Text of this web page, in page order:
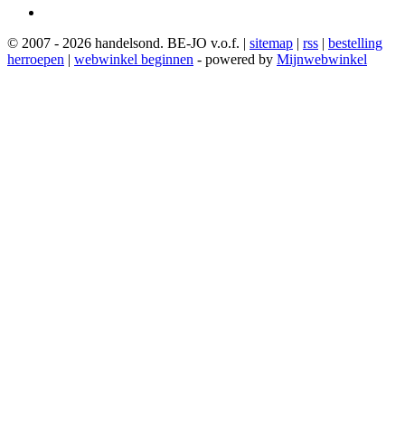
© 2007 - 2026 handelsond. BE-JO v.o.f. | sitemap | rss | bestelling
herroepen | webwinkel beginnen - powered by Mijnwebwinkel